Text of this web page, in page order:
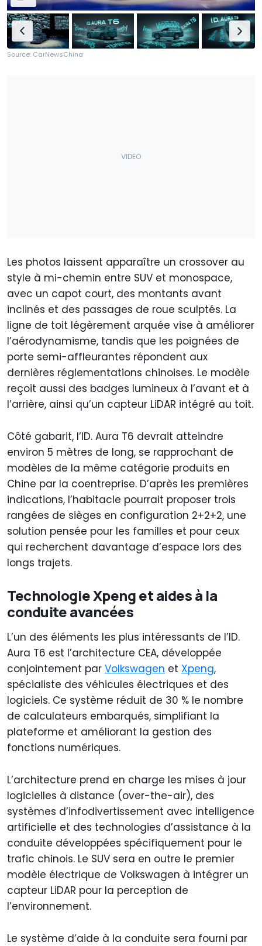
Source: CarNewsChina
Les photos laissent apparaître un crossover au
style à mi-chemin entre SUV et monospace,
avec un capot court, des montants avant
inclinés et des passages de roue sculptés. La
ligne de toit légèrement arquée vise à améliorer
l’aérodynamisme, tandis que les poignées de
porte semi-affleurantes répondent aux
dernières réglementations chinoises. Le modèle
reçoit aussi des badges lumineux à l’avant et à
l’arrière, ainsi qu’un capteur LiDAR intégré au toit.
Côté gabarit, l’ID. Aura T6 devrait atteindre
environ 5 mètres de long, se rapprochant de
modèles de la même catégorie produits en
Chine par la coentreprise. D’après les premières
indications, l’habitacle pourrait proposer trois
rangées de sièges en configuration 2+2+2, une
solution pensée pour les familles et pour ceux
qui recherchent davantage d’espace lors des
longs trajets.
Technologie Xpeng et aides à la
conduite avancées
L’un des éléments les plus intéressants de l’ID.
Aura T6 est l’architecture CEA, développée
conjointement par Volkswagen et Xpeng,
spécialiste des véhicules électriques et des
logiciels. Ce système réduit de 30 % le nombre
de calculateurs embarqués, simplifiant la
plateforme et améliorant la gestion des
fonctions numériques.
L’architecture prend en charge les mises à jour
logicielles à distance (over-the-air), des
systèmes d’infodivertissement avec intelligence
artificielle et des technologies d’assistance à la
conduite développées spécifiquement pour le
trafic chinois. Le SUV sera en outre le premier
modèle électrique de Volkswagen à intégrer un
capteur LiDAR pour la perception de
l’environnement.
Le système d’aide à la conduite sera fourni par